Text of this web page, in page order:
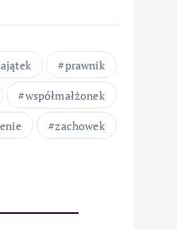
prawnik
współmałżonek
zachowek